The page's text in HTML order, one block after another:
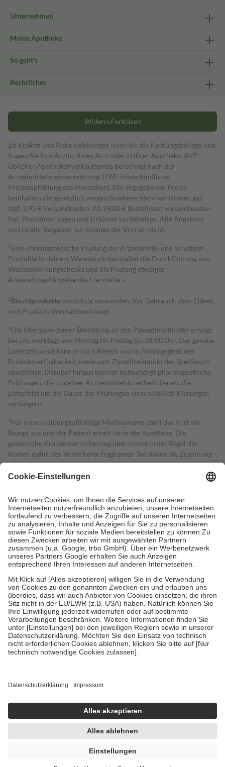
Unternehmen
Meine Apotheke
So geht's
Rechtliches
Widerruf erklären
Zu Risiken und Nebenwirkungen lesen Sie die Packungsbeilage und
fragen Sie Ihre Ärztin, Ihren Arzt oder in Ihrer Apotheke. AVP:
Üblicher Apothekenverkaufspreis berechnet nach der
Arzneimittelpreisverordnung. UVP: Unverbindliche
Preisempfehlung des Herstellers. Die angegebenen Preise
beinhalten die gesetzlich vorgeschriebene Mehrwertsteuer, ggf.
zzgl. 3,95 € Versandkosten. Ab 29,00 € Bestell­wert versand­kosten­
frei. Preisänderungen und Irrtümer vorbehalten. Alle Angebote
und Gratis-Beigaben nur solange der Vorrat reicht.
1 Eine pharmazeutische Prüfung der Arzneimittel und sonstigen
Produkte in deinem Warenkorb beinhaltet die Durchführung von
Wechselwirkungschecks und die Prüfung etwaiger
Anwendungshinweise des Herstellers.
2Biozidproduktevorsichtig verwenden. Vor Gebrauch stets Etikett
und Produktinformationen lesen.
3Die Übergabe deiner Bestellung an den Paketdienstleister erfolgt
bei uns werktags von Montag bis Freitag bis 18:00 Uhr. Der genaue
Lieferzeitpunkt kann je nach Region und in Abhängigkeit der
Produktverfügbarkeit sowie vom Zustellzeitpunkt des Spediteurs
abweichen. Darüber hinaus können notwendige pharmazeutische
Prüfungen, die zu deiner Arzneimittelsicherheit dienen, die
Lieferfrist um die Dauer der Prüfungen einschließlich Klärungen
verlängern.
4Für verschreibungspflichtige Medikamente stellt der Arzt ein
Rezept aus und der Patient erhält sie in der Apotheke. Die
gesetzliche Krankenversicherung übernimmt in der Regel die
Kosten dafür, der Versicherte trägt einen Teil davon als Zuzahlung
mit.
Grundsätzlich leisten Mitglieder Zuzahlungen in Höhe von zehn
höchstens zehn Euro.
Es sind jedoch nie mehr als die tatsächlichen
Kosten der Leistung zu entrichten.
Diese Regeln gelten grundsätzlich auch für Online-Apotheken.
Bei Heilmitteln und häuslicher Krankenpflege beträgt die
Zuzahlung zehn Prozent der Kosten sowie zehn Euro je
Verordnung.
Um das Engagement der Versicherten für ihre eigene Gesundheit zu
stärken und die besondere Stellung der Familie zu unterstützen,
fallenkeine Zuzahlungenan bei:
• Kindern und Jugendlichen bis zum vollendeten 18. Lebensjahr
mit Ausnahme der Fahrkosten
• Untersuchungen zur Vorsorge und Früherkennung, die von der
GKV getragen werden
• empfohlenen Schutzimpfungen
• Harn- und Blutteststreifen
getroffen, um sicherzustellen, dass es sich um echte Bewertungen
https://help.etrusted.com/hc/de/articles/4419944605341
Einige Bilder und Inhalte wurden unter Zuhilfenahme künstlicher